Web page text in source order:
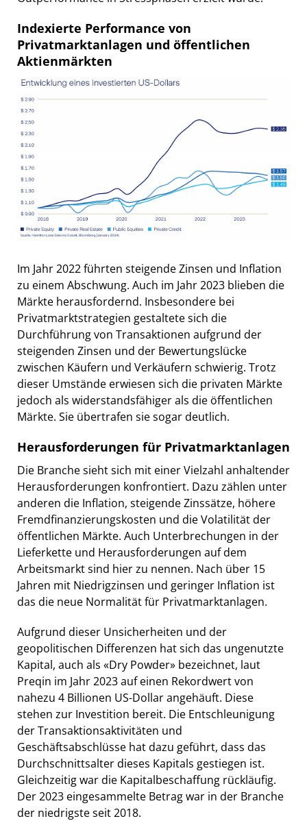
Indexierte Performance von
Privatmarktanlagen und öffentlichen
Aktienmärkten
Im Jahr 2022 führten steigende Zinsen und Inflation
zu einem Abschwung. Auch im Jahr 2023 blieben die
Märkte herausfordernd. Insbesondere bei
Privatmarktstrategien gestaltete sich die
Durchführung von Transaktionen aufgrund der
steigenden Zinsen und der Bewertungslücke
zwischen Käufern und Verkäufern schwierig. Trotz
dieser Umstände erwiesen sich die privaten Märkte
jedoch als widerstandsfähiger als die öffentlichen
Märkte. Sie übertrafen sie sogar deutlich.
Herausforderungen für Privatmarktanlagen
Die Branche sieht sich mit einer Vielzahl anhaltender
Herausforderungen konfrontiert. Dazu zählen unter
anderen die Inflation, steigende Zinssätze, höhere
Fremdfinanzierungskosten und die Volatilität der
öffentlichen Märkte. Auch Unterbrechungen in der
Lieferkette und Herausforderungen auf dem
Arbeitsmarkt sind hier zu nennen. Nach über 15
Jahren mit Niedrigzinsen und geringer Inflation ist
das die neue Normalität für Privatmarktanlagen.
Aufgrund dieser Unsicherheiten und der
geopolitischen Differenzen hat sich das ungenutzte
Kapital, auch als «Dry Powder» bezeichnet, laut
Preqin im Jahr 2023 auf einen Rekordwert von
nahezu 4 Billionen US-Dollar angehäuft. Diese
stehen zur Investition bereit. Die Entschleunigung
der Transaktionsaktivitäten und
Geschäftsabschlüsse hat dazu geführt, dass das
Durchschnittsalter dieses Kapitals gestiegen ist.
Gleichzeitig war die Kapitalbeschaffung rückläufig.
Der 2023 eingesammelte Betrag war in der Branche
der niedrigste seit 2018.